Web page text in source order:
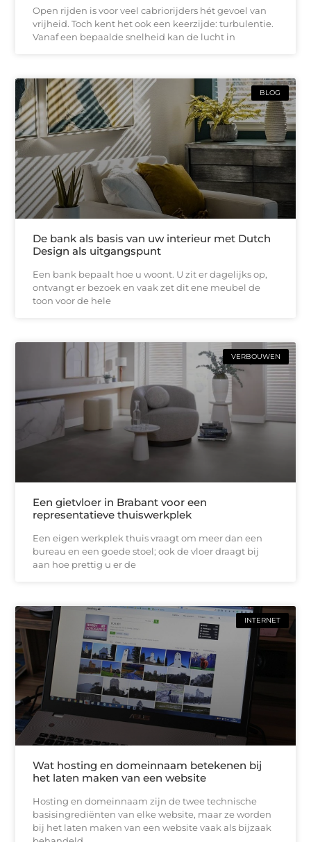
Open rijden is voor veel cabriorijders hét gevoel van
vrijheid. Toch kent het ook een keerzijde: turbulentie.
Vanaf een bepaalde snelheid kan de lucht in
BLOG
De bank als basis van uw interieur met Dutch
Design als uitgangspunt
Een bank bepaalt hoe u woont. U zit er dagelijks op,
ontvangt er bezoek en vaak zet dit ene meubel de
toon voor de hele
VERBOUWEN
Een gietvloer in Brabant voor een
representatieve thuiswerkplek
Een eigen werkplek thuis vraagt om meer dan een
bureau en een goede stoel; ook de vloer draagt bij
aan hoe prettig u er de
INTERNET
Wat hosting en domeinnaam betekenen bij
het laten maken van een website
Hosting en domeinnaam zijn de twee technische
basisingrediënten van elke website, maar ze worden
bij het laten maken van een website vaak als bijzaak